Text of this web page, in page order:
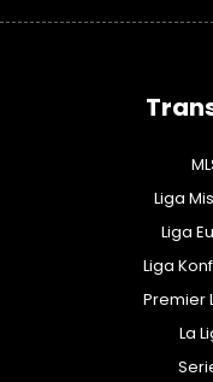
Liga
Liga
Liga
Premier
La